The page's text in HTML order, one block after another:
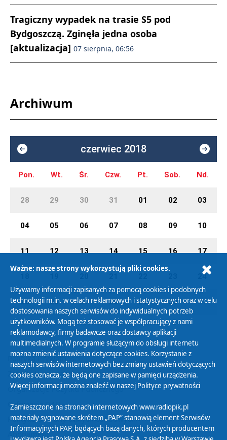
Tragiczny wypadek na trasie S5 pod
Bydgoszczą. Zginęła jedna osoba
[aktualizacja] 07 sierpnia, 06:56
Archiwum
czerwiec 2018
Pon. Wt. Śr. Czw. Pt. Sob. Nd.
28 29 30 31 01 02 03
04 05 06 07 08 09 10
11 12 13 14 15 16 17
24
25 26 27 28 29 30 01
Polityka Prywatności
Zasady korzystania z Serwisu
Organizacje Pożytku Publicznego
Cyfryzacja DAB+
Polityka ochrony danych osobowych
Abonament
Ważne: nasze strony wykorzystują pliki cookies.
Używamy informacji zapisanych za pomocą cookies i podobnych
technologii m.in. w celach reklamowych i statystycznych oraz w celu
dostosowania naszych serwisów do indywidualnych potrzeb
użytkowników. Mogą też stosować je współpracujący z nami
reklamodawcy, firmy badawcze oraz dostawcy aplikacji
multimedialnych. W programie służącym do obsługi internetu
można zmienić ustawienia dotyczące cookies. Korzystanie z
naszych serwisów internetowych bez zmiany ustawień dotyczących
cookies oznacza, że będą one zapisane w pamięci urządzenia.
Więcej informacji można znaleźć w naszej Polityce prywatności
Zamieszczone na stronach internetowych www.radiopik.pl
materiały sygnowane skrótem „PAP” stanowią element Serwisów
Informacyjnych PAP, będących bazą danych, których producentem